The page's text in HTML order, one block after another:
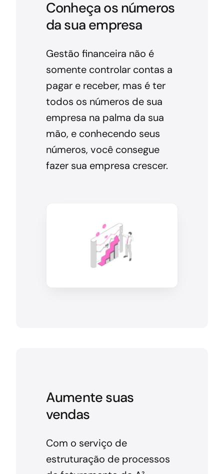
Conheça os números
da sua empresa
Gestão financeira não é
somente controlar contas a
pagar e receber, mas é ter
todos os números de sua
empresa na palma da sua
mão, e conhecendo seus
números, você consegue
fazer sua empresa crescer.
Aumente suas
vendas
Com o serviço de
estruturação de processos